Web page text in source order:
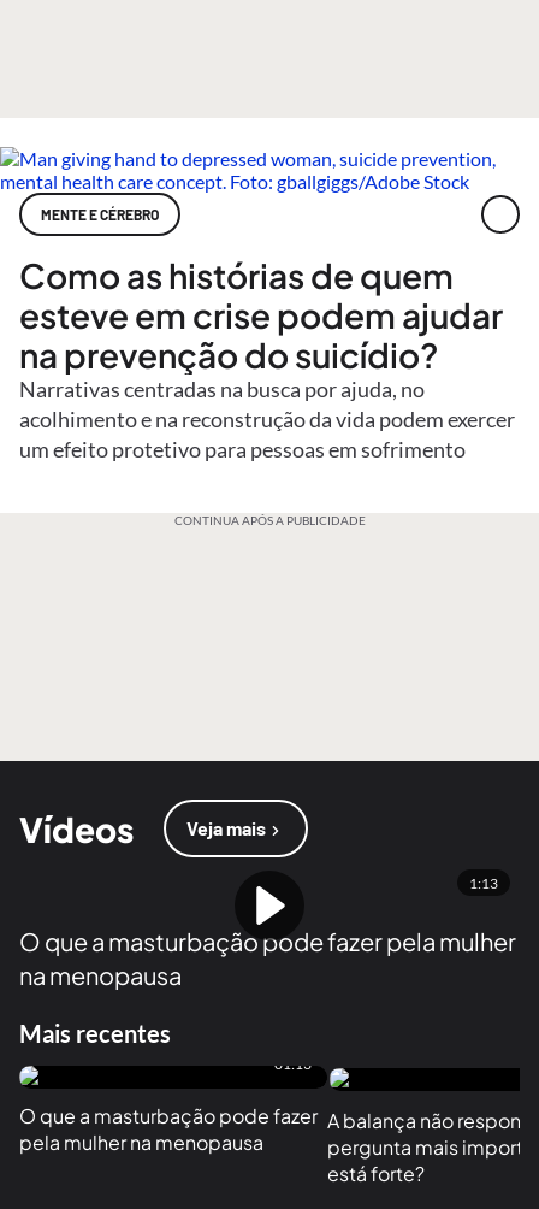
MENTE E CÉREBRO
Como as histórias de quem
esteve em crise podem ajudar
na prevenção do suicídio?
Narrativas centradas na busca por ajuda, no
acolhimento e na reconstrução da vida podem exercer
um efeito protetivo para pessoas em sofrimento
CONTINUA APÓS A PUBLICIDADE
Vídeos Veja mais
1:13
O que a masturbação pode fazer pela mulher
na menopausa
Mais recentes
01:13
O que a masturbação pode fazer
pela mulher na menopausa
A balança não
pergunta mais
está forte?